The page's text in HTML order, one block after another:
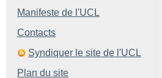
Manifeste de l'UCL
Contacts
Syndiquer le site de l'UCL
Plan du site